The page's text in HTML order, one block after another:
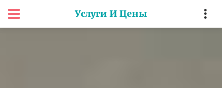
Услуги И Цены